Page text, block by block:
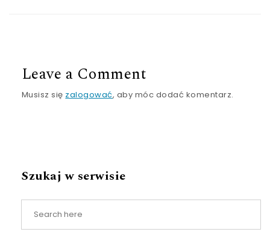
Leave a Comment
Musisz się zalogować, aby móc dodać komentarz.
Szukaj w serwisie